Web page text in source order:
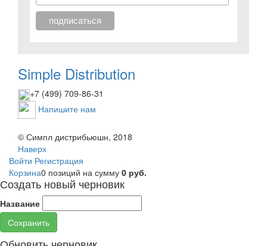
Simple Distribution
+7 (499) 709-86-31
Напишите нам
© Симпл дистрибьюшн, 2018
Наверх
Войти Регистрация
Корзина0 позиций на сумму 0 руб.
Создать новый черновик
Название
Сохранить